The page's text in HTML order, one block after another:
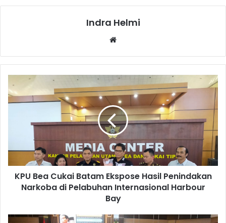
Indra Helmi
KPU Bea Cukai Batam Ekspose Hasil Penindakan
Narkoba di Pelabuhan Internasional Harbour
Bay